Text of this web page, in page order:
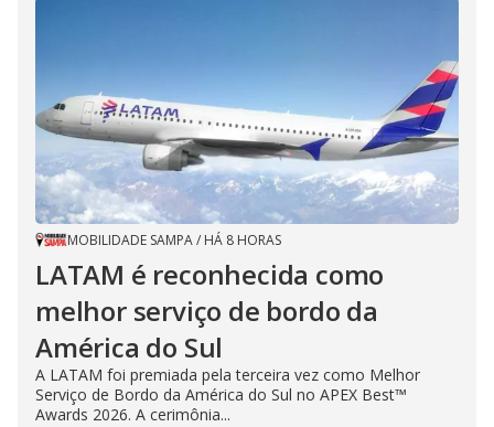
MOBILIDADE SAMPA/ HÁ 8 HORAS
LATAM é reconhecida como
melhor serviço de bordo da
América do Sul
A LATAM foi premiada pela terceira vez como Melhor
Serviço de Bordo da América do Sul no APEX Best™
Awards 2026. A cerimônia...